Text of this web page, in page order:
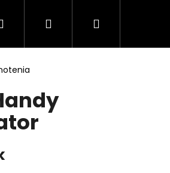
Spolupráca
Hľadať PrihlásenieNákupný